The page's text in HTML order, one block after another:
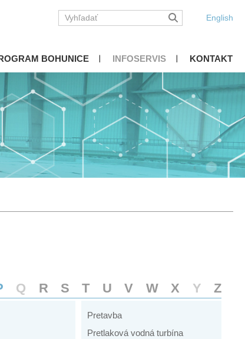
English
BOHUNICE INFOSERVIS KONTAKT
Q R S T U V W X Y Z
Pretavba
Pretlaková vodná turbína